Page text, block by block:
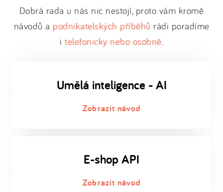
Dobrá rada u nás nic nestojí, proto vám kromě
návodů a podnikatelských příběhů rádi poradíme
i telefonicky nebo osobně
Umělá inteligence - AI
Zobrazit návod
E-shop API
Zobrazit návod